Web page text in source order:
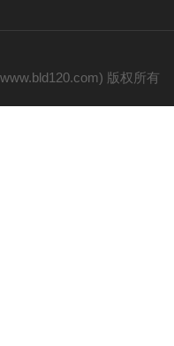
版权所有